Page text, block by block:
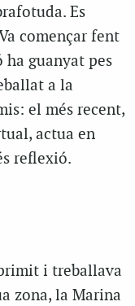
Es
començar fent
guanyat pes
a la
el més recent,
actua en
reflexió.
i treballava
zona, la Marina